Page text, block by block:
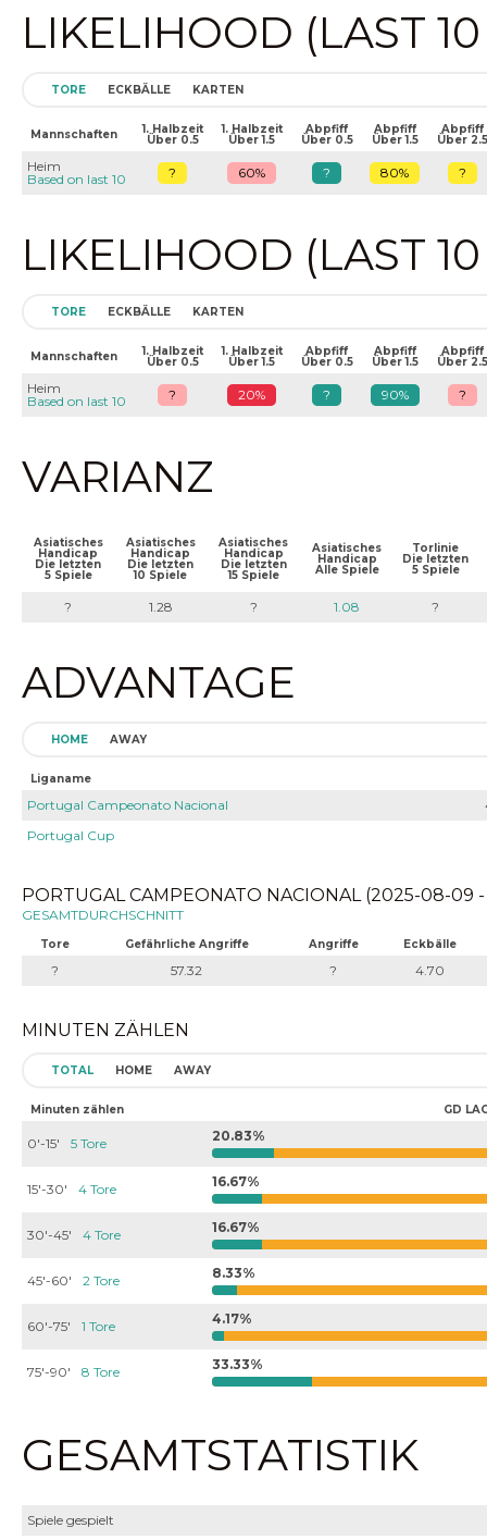
LIKELIHOOD (LAST
TORE ECKBÄLLE KARTEN
Mannschaften 1. Halbzeit
Über 0.5
1. Halbzeit
Über 1.5
Abpfiff
Über 0.5
Abpfiff
Über 1.5
Abpfiff
Über 2.5
Heim
Based on last 10
? 60% ? 80% ?
LIKELIHOOD (LAST
TORE ECKBÄLLE KARTEN
Mannschaften 1. Halbzeit
Über 0.5
1. Halbzeit
Über 1.5
Abpfiff
Über 0.5
Abpfiff
Über 1.5
Abpfiff
Über 2.5
Heim
Based on last 10
? 20% ? 90% ?
VARIANZ
Asiatisches
Handicap
Die letzten
5 Spiele
Asiatisches
Handicap
Die letzten
10 Spiele
Asiatisches
Handicap
Die letzten
15 Spiele
Asiatisches
Handicap
Alle Spiele
Torlinie
Die letzten
5 Spiele
? 1.28 ? 1.08 ?
ADVANTAGE
HOME AWAY
Liganame
Portugal Campeonato Nacional
Portugal Cup
PORTUGAL CAMPEONATO NACIONAL (2025-08-09
GESAMTDURCHSCHNITT
Tore Gefährliche Angriffe Angriffe Eckbälle
? 57.32 ? 4.70
MINUTEN ZÄHLEN
TOTAL HOME AWAY
Minuten zählen GD
0'-15' 5 Tore 20.83%
15'-30' 4 Tore 16.67%
30'-45' 4 Tore 16.67%
45'-60' 2 Tore 8.33%
60'-75' 1 Tore 4.17%
75'-90' 8 Tore 33.33%
GESAMTSTATISTIK
Spiele gespielt